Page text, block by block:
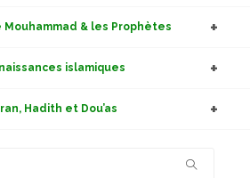
Mouhammad & les Prophètes
islamiques
Hadith et Dou’as